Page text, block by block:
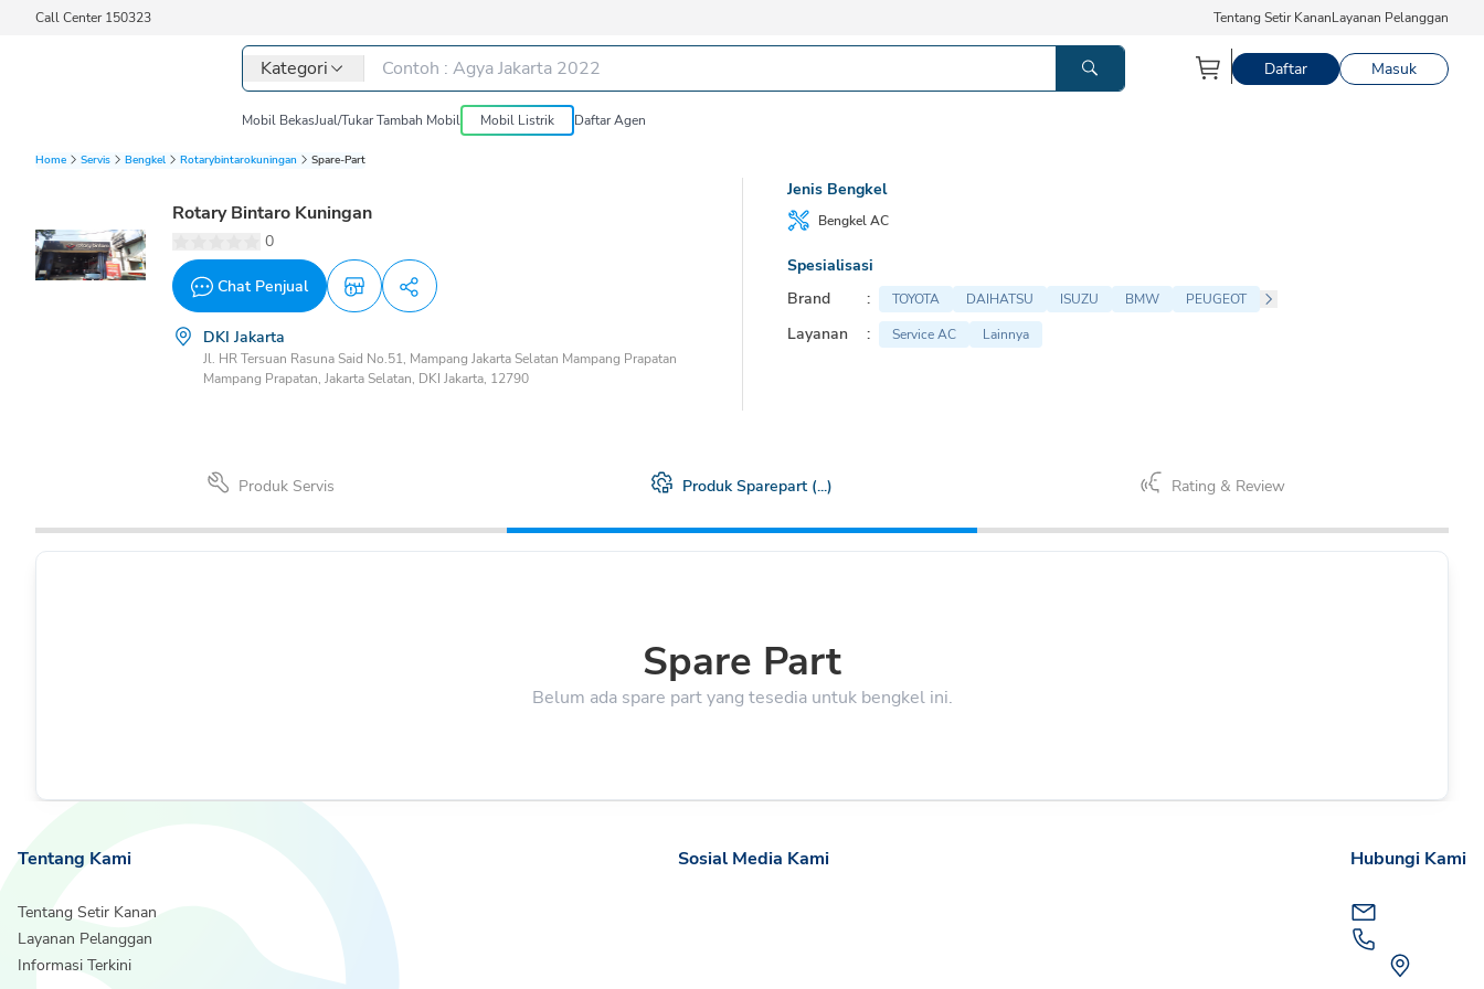
Call Center 150323 Tentang Setir KananLayanan Pelanggan
Kategori Daftar Masuk
Mobil BekasJual/Tukar Tambah Mobil Mobil Listrik Daftar Agen
Home Servis Bengkel Rotarybintarokuningan Spare-Part
Rotary Bintaro Kuningan
0
Chat Penjual
DKI Jakarta
Jl. HR Tersuan Rasuna Said No.51, Mampang Jakarta Selatan Mampang Prapatan
Mampang Prapatan, Jakarta Selatan, DKI Jakarta, 12790
Jenis Bengkel
BengkelAC
Spesialisasi
Brand
: TOYOTA DAIHATSU ISUZU BMW PEUGEOT
Layanan : Service AC Lainnya
Produk Servis Produk Sparepart (...) Rating & Review
Spare Part
Belum ada spare part yang tesedia untuk bengkel ini.
Tentang Kami
Tentang Setir Kanan
Layanan Pelanggan
Informasi Terkini
Sosial Media Kami Hubungi Kami